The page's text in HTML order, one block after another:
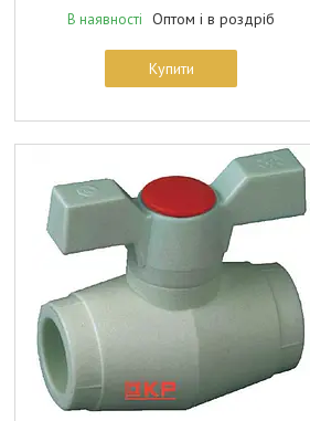
В наявності Оптом і в роздріб
Купити